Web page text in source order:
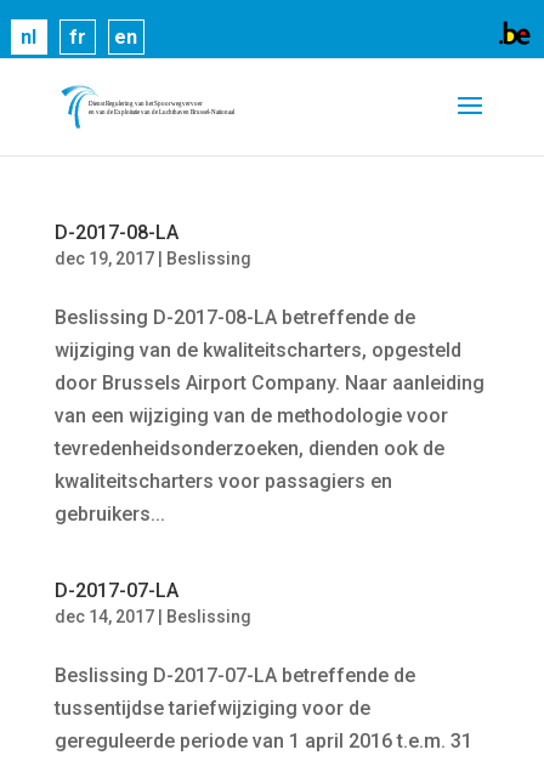
nl fr en
D-2017-08-LA
dec 19, 2017| Beslissing
Beslissing D-2017-08-LA betreffende de
wijziging van de kwaliteitscharters, opgesteld
door Brussels Airport Company. Naar aanleiding
van een wijziging van de methodologie voor
tevredenheidsonderzoeken, dienden ook de
kwaliteitscharters voor passagiers en
gebruikers...
D-2017-07-LA
dec 14, 2017| Beslissing
Beslissing D-2017-07-LA betreffende de
tussentijdse tariefwijziging voor de
gereguleerde periode van 1 april 2016 t.e.m. 31
Cookies helpen ons bij het leveren van onze
diensten. Door gebruik te maken van onze diensten,
gaat u akkoord met ons gebruik van cookies.
informatie